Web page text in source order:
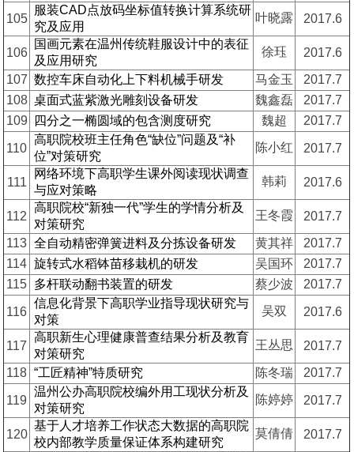
105
服装CAD点放码坐标值转换计算系统研
究及应用
叶晓露 2017.6
106
国画元素在温州传统鞋服设计中的表征
及应用研究
徐珏
2017.6
107 数控车床自动化上下料机械手研发 马金玉
2017.7
108 桌面式蓝紫激光雕刻设备研发 魏鑫磊
2017.7
109
四分之一椭圆域的包含测度研究 魏超 2017.7
110
高职院校班主任角色“缺位”问题及“补
位”对策研究
陈小红 2017.7
111
网络环境下高职学生课外阅读现状调查
与应对策略
韩莉 2017.6
112
高职院校“新独一代”学生的学情分析及
对策研究
王冬霞
2017.7
113 全自动精密弹簧进料及分拣设备研发 黄其祥
2017.7
114 旋转式水稻钵苗移栽机的研发 吴国环
2017.7
115 多杆联动翻书装置的研发 蔡少波 2017.7
116
信息化背景下高职学业指导现状研究与
对策
吴双 2017.6
117
高职新生心理健康普查结果分析及教育
对策研究
王丛思
2017.7
118 “工匠精神”特质研究 陈冬瑞 2017.7
119
温州公办高职院校编外用工现状分析及
对策研究
陈婷婷 2017.7
120
基于人才培养工作状态大数据的高职院
校内部教学质量保证体系构建研究
莫倩倩 2017.7